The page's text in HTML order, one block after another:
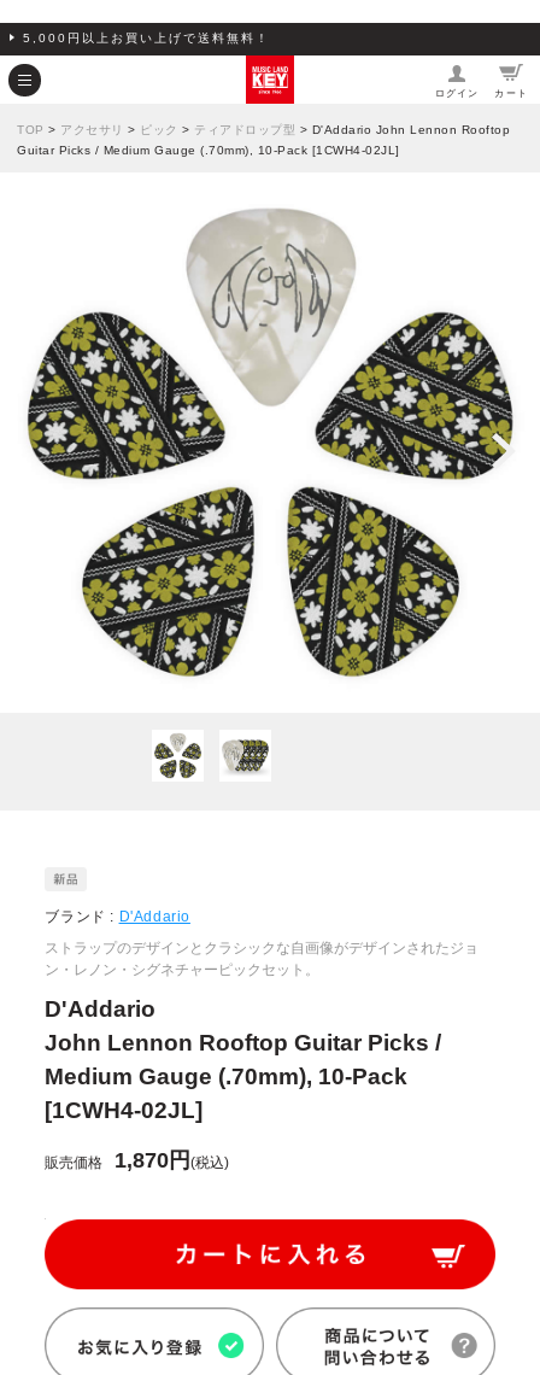
5,000円以上お買い上げで送料無料！
ログイン カート
TOP > アクセサリ > ピック > ティアドロップ型 > D'Addario John Lennon Rooftop
Guitar Picks / Medium Gauge (.70mm), 10-Pack [1CWH4-02JL]
ブランド : D'Addario
ストラップのデザインとクラシックな自画像がデザインされたジョ
ン・レノン・シグネチャーピックセット。
D'Addario
John Lennon Rooftop Guitar Picks /
Medium Gauge (.70mm), 10-Pack
[1CWH4-02JL]
販売価格 1,870円(税込)